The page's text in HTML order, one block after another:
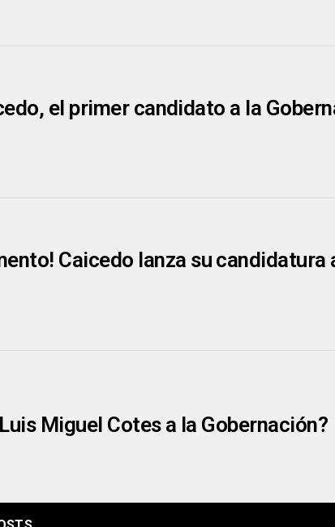
el primer candidato a la
Caicedo lanza su candidatura
Miguel Cotes a la Gobernación?